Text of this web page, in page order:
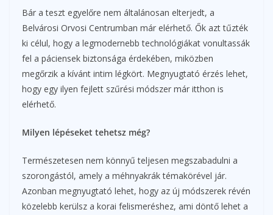
Bár a teszt egyelőre nem általánosan elterjedt, a
Belvárosi Orvosi Centrumban már elérhető. Ők azt tűzték
ki célul, hogy a legmodernebb technológiákat vonultassák
fel a páciensek biztonsága érdekében, miközben
megőrzik a kívánt intim légkört. Megnyugtató érzés lehet,
hogy egy ilyen fejlett szűrési módszer már itthon is
elérhető.
Milyen lépéseket tehetsz még?
Természetesen nem könnyű teljesen megszabadulni a
szorongástól, amely a méhnyakrák témakörével jár.
Azonban megnyugtató lehet, hogy az új módszerek révén
közelebb kerülsz a korai felismeréshez, ami döntő lehet a